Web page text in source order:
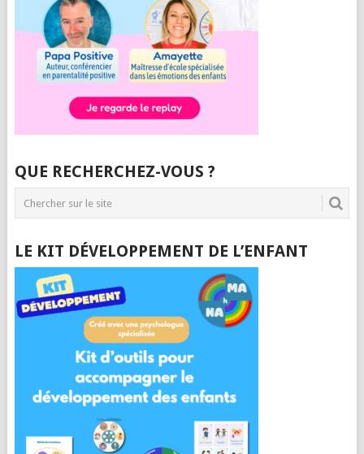
QUE RECHERCHEZ-VOUS ?
LE KIT DÉVELOPPEMENT DE L’ENFANT